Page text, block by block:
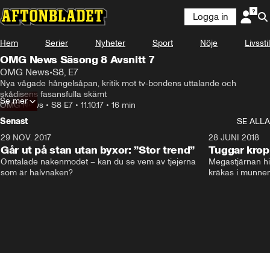
Logga in
Hem Serier Nyheter Sport Nöje Livsstil
OMG News Säsong 8 Avsnitt 7
OMG News•S8, E7
Nya vågade hångelsåpan, kritik mot tv-bondens uttalande och
skådisens fasansfulla skämt
OMG News • S8 E7 • 11.10.17 • 16 min
Se mer
Senast
SE ALLA
29 NOV. 2017
Går ut på stan utan byxor: ”Stor trend”
Omtalade nakenmodet – kan du se vem av tjejerna
som är halvnaken?
28 JUNI 2018
Tuggar
Megastjärnan
kräkas i